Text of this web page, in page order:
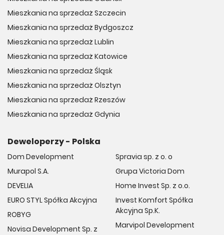
Mieszkania na sprzedaż Szczecin
Mieszkania na sprzedaż Bydgoszcz
Mieszkania na sprzedaż Lublin
Mieszkania na sprzedaż Katowice
Mieszkania na sprzedaż Śląsk
Mieszkania na sprzedaż Olsztyn
Mieszkania na sprzedaż Rzeszów
Mieszkania na sprzedaż Gdynia
Deweloperzy - Polska
Dom Development
Murapol S.A.
DEVELIA
EURO STYL Spółka Akcyjna
ROBYG
Novisa Development Sp. z
Spravia sp. z o. o
Grupa Victoria Dom
Home Invest Sp. z o.o.
Invest Komfort Spółka
Akcyjna Sp.K.
Marvipol Development